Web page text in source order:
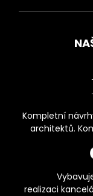
Kompletní
architektů.
realizaci